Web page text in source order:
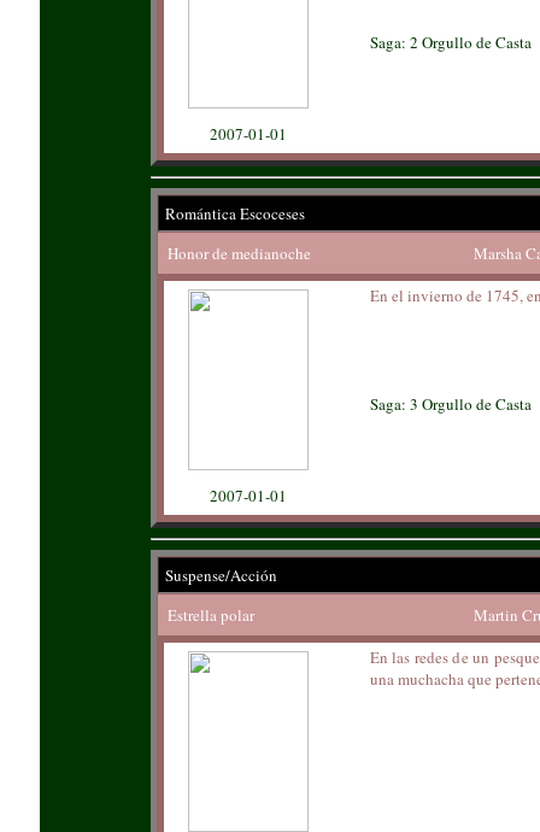
2007-01-01
Saga: 2 Orgullo de Casta
Romántica Escoceses
Honor de medianoche
Marsha
2007-01-01
En el invierno de 1745,
Saga: 3 Orgullo de Casta
Suspense/Acción
Estrella polar
Martin
En las redes de un
una muchacha que